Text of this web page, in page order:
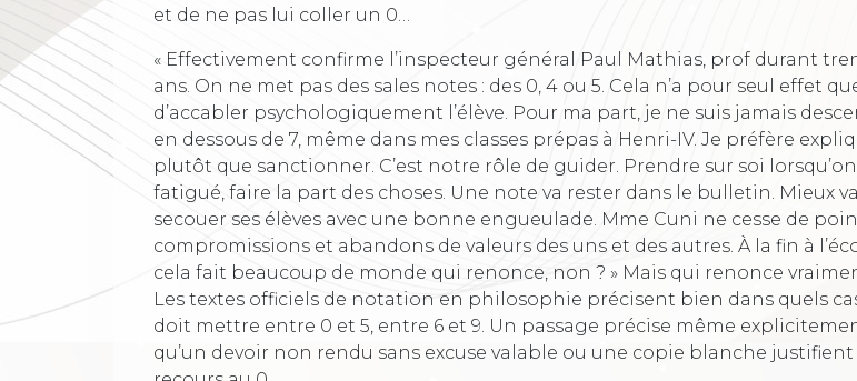
et de ne pas lui coller un 0…
« Effectivement confirme l’inspecteur général Paul Mathias, prof durant
ans. On ne met pas des sales notes : des 0, 4 ou 5. Cela n’a pour seul effet
d’accabler psychologiquement l’élève. Pour ma part, je ne suis jamais
en dessous de 7, même dans mes classes prépas à Henri-IV. Je préfère
plutôt que sanctionner. C’est notre rôle de guider. Prendre sur soi
fatigué, faire la part des choses. Une note va rester dans le bulletin. Mieux
secouer ses élèves avec une bonne engueulade. Mme Cuni ne cesse de
compromissions et abandons de valeurs des uns et des autres. À la fin à
cela fait beaucoup de monde qui renonce, non ? » Mais qui renonce
Les textes officiels de notation en philosophie précisent bien dans quels
doit mettre entre 0 et 5, entre 6 et 9. Un passage précise même
qu’un devoir non rendu sans excuse valable ou une copie blanche justifient